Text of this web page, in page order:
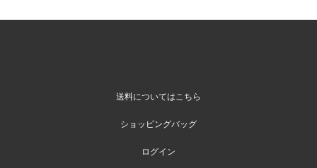
送料についてはこちら
ショッピングバッグ
ログイン